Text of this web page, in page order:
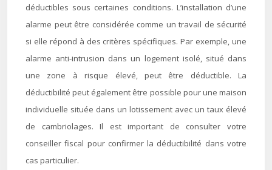
déductibles sous certaines conditions. L’installation d’une
alarme peut être considérée comme un travail de sécurité
si elle répond à des critères spécifiques. Par exemple, une
alarme anti-intrusion dans un logement isolé, situé dans
une zone à risque élevé, peut être déductible. La
déductibilité peut également être possible pour une maison
individuelle située dans un lotissement avec un taux élevé
de cambriolages. Il est important de consulter votre
conseiller fiscal pour confirmer la déductibilité dans votre
cas particulier.